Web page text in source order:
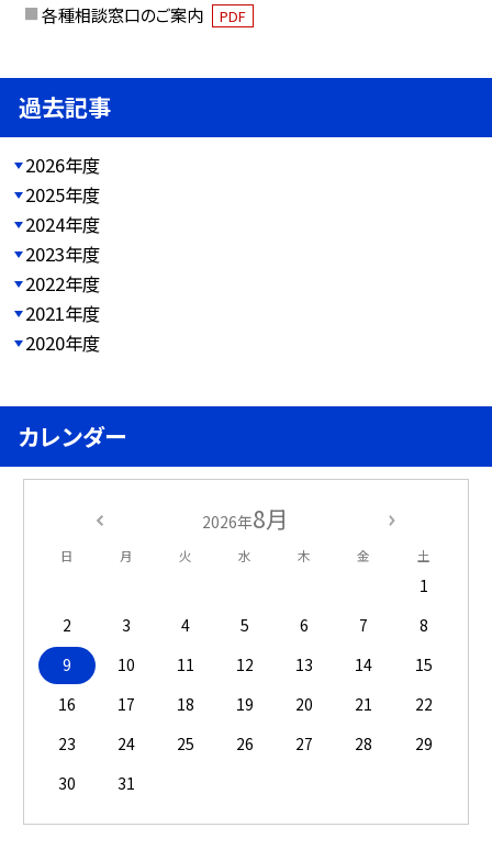
各種相談窓口のご案内 PDF
過去記事
2026年度
2025年度
2024年度
2023年度
2022年度
2021年度
2020年度
カレンダー
2026年8月
日 月 火 水 木 金 土
1
2
3 4 5 6 7
8
9
10 11 12 13 14
15
16
17 18 19 20 21
22
23
24 25 26 27 28
29
30
31